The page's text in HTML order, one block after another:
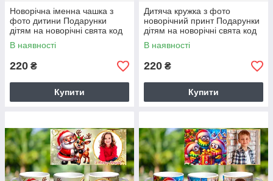
Новорічна іменна чашка з
фото дитини Подарунки
дітям на новорічні свята код
7900
В наявності
220 ₴
Купити
Дитяча кружка з фото
новорічний принт Подарунки
дітям на новорічні свята код
7901
В наявності
220 ₴
Купити